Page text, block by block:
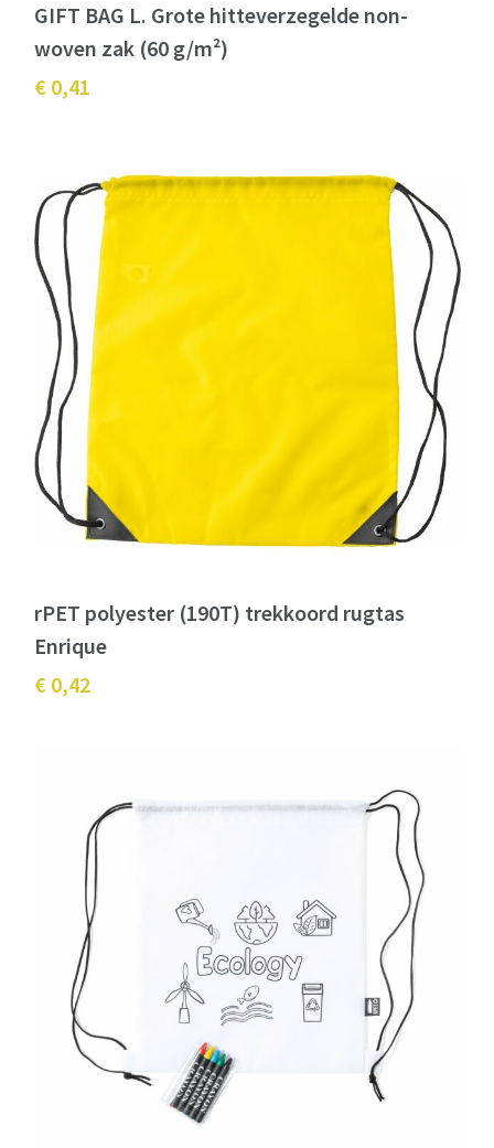
GIFT BAG L. Grote hitteverzegelde non-
woven zak (60 g/m²)
€ 0,41
rPET polyester (190T) trekkoord rugtas
Enrique
€ 0,42